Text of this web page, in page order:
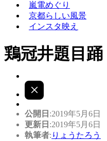
嵐電めぐり
京都らしい風景
インスタ映え
鶏冠井題目踊
公開日 :2019年5月6日
更新日 :2019年5月6日
執筆者: りょうたろう